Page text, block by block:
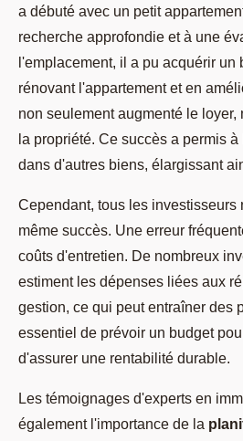
a débuté avec un petit
recherche approfondie et à une
l'emplacement, il a pu acquérir un
rénovant l'appartement et en
non seulement augmenté le
la propriété. Ce succès a permis
dans d'autres biens, élargissant
Cependant, tous les investisseurs
même succès. Une erreur
coûts d'entretien. De nombreux
estiment les dépenses liées aux
gestion, ce qui peut entraîner des
essentiel de prévoir un budget
d'assurer une rentabilité durable.
Les témoignages d'experts en
également l'importance de la